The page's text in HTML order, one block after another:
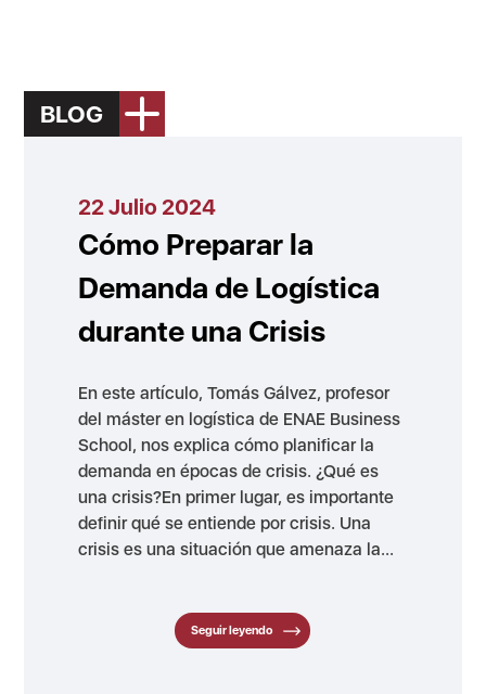
BLOG
22 Julio 2024
Cómo Preparar la
Demanda de Logística
durante una Crisis
En este artículo, Tomás Gálvez, profesor
del máster en logística de ENAE Business
School, nos explica cómo planificar la
demanda en épocas de crisis. ¿Qué es
una crisis?En primer lugar, es importante
definir qué se entiende por crisis. Una
crisis es una situación que amenaza la...
Seguir leyendo